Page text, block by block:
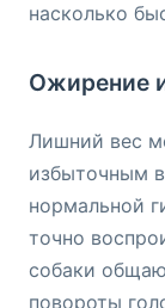
насколько
Ожирение
Лишний вес
избыточным
нормальной
точно
собаки
повороты